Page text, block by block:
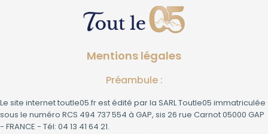
Mentions légales
Préambule :
Le site internet toutle05.fr est édité par la SARL Toutle05 immatriculée
sous le numéro RCS 494 737 554 à GAP, sis 26 rue Carnot 05000 GAP
- FRANCE - Tél: 04 13 41 64 21.